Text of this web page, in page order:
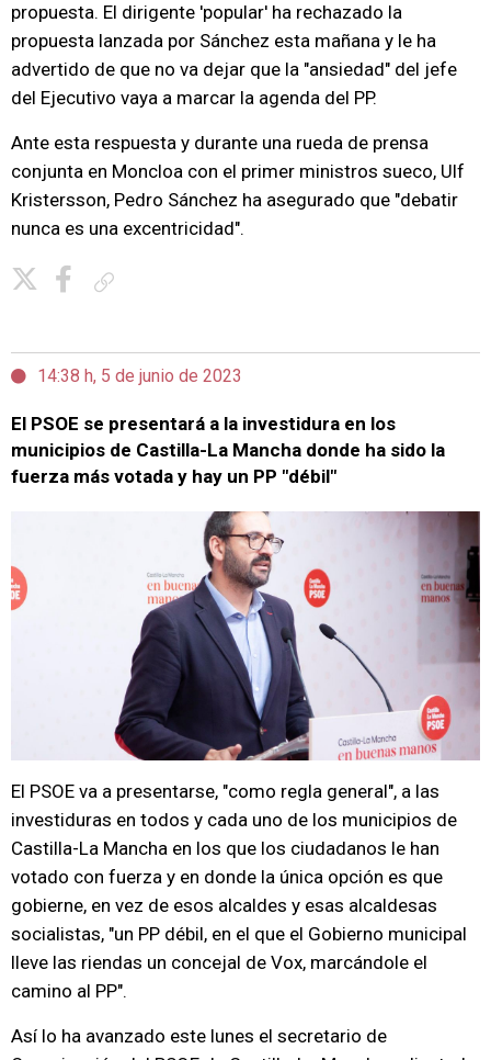
propuesta. El dirigente 'popular' ha rechazado la
propuesta lanzada por Sánchez esta mañana y le ha
advertido de que no va dejar que la "ansiedad" del jefe
del Ejecutivo vaya a marcar la agenda del PP.
Ante esta respuesta y durante una rueda de prensa
conjunta en Moncloa con el primer ministros sueco, Ulf
Kristersson, Pedro Sánchez ha asegurado que "debatir
nunca es una excentricidad".
14:38 h, 5 de junio de 2023
El PSOE se presentará a la investidura en los
municipios de Castilla-La Mancha donde ha sido la
fuerza más votada y hay un PP "débil"
El PSOE va a presentarse, "como regla general", a las
investiduras en todos y cada uno de los municipios de
Castilla-La Mancha en los que los ciudadanos le han
votado con fuerza y en donde la única opción es que
gobierne, en vez de esos alcaldes y esas alcaldesas
socialistas, "un PP débil, en el que el Gobierno municipal
lleve las riendas un concejal de Vox, marcándole el
camino al PP".
Así lo ha avanzado este lunes el secretario de